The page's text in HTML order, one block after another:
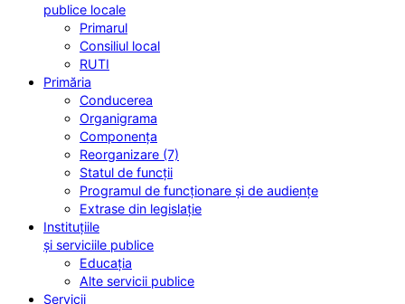
publice locale
Primarul
Consiliul local
RUTI
Primăria
Conducerea
Organigrama
Componența
Reorganizare (7)
Statul de funcții
Programul de funcționare și de audiențe
Extrase din legislație
Instituțiile
și serviciile publice
Educația
Alte servicii publice
Servicii